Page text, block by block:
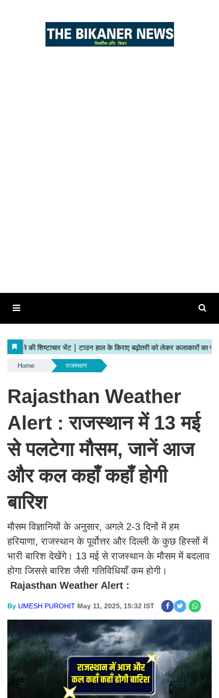
Home राजस्थान
Rajasthan Weather
Alert : राजस्थान में 13 मई
से पलटेगा मौसम, जानें आज
और कल कहाँ कहाँ होगी
बारिश
मौसम विज्ञानियों के अनुसार, अगले 2-3 दिनों में हम
हरियाणा, राजस्थान के पूर्वोत्तर और दिल्ली के कुछ हिस्सों में
भारी बारिश देखेंगे। 13 मई से राजस्थान के मौसम में बदलाव
होगा जिससे बारिश जैसी गतिविधियाँ कम होगी।
Rajasthan Weather Alert :
By UMESH PUROHIT May 11, 2025, 15:32 IST